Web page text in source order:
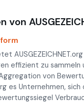
effizient zu
von
es Unternehmen,